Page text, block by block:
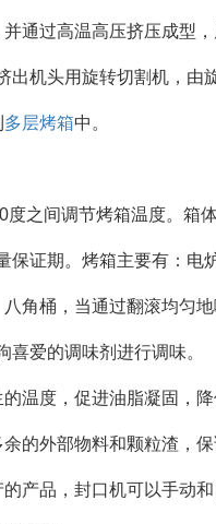
并通过高温高压挤压成型
机头用旋转切割机，由
多层烤箱中。
之间调节烤箱温度。箱
证期。烤箱主要有：电
角桶，当通过翻滚均匀
爱的调味剂进行调味。
温度，促进油脂凝固，
的外部物料和颗粒渣，
产品，封口机可以手动